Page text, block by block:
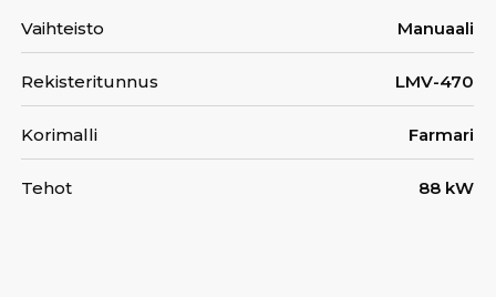
Vaihteisto Manuaali
Rekisteritunnus LMV-470
Korimalli Farmari
Tehot 88 kW